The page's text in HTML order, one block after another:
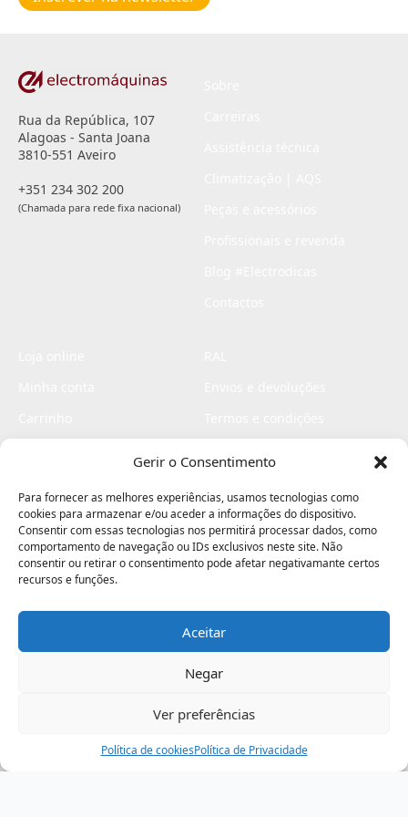
Gerir o Consentimento
Para fornecer as melhores experiências, usamos tecnologias como
cookies para armazenar e/ou aceder a informações do dispositivo.
Consentir com essas tecnologias nos permitirá processar dados, como
comportamento de navegação ou IDs exclusivos neste site. Não
consentir ou retirar o consentimento pode afetar negativamante certos
recursos e funções.
Aceitar
Negar
Ver preferências
Política de cookiesPolítica de Privacidade
Rua da República, 107
Alagoas - Santa Joana
3810-551 Aveiro
+351 234 302 200
(Chamada para rede fixa nacional)
Livro de elogios
Electromaquinas ©2026
contágio - agência criativa
Assistência Ajuda Minha Conta